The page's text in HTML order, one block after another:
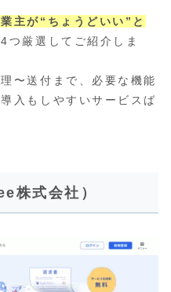
主が“ちょうどいい”と
つ厳選してご紹介しま
〜送付まで、必要な機能
入もしやすいサービスば
株式会社）